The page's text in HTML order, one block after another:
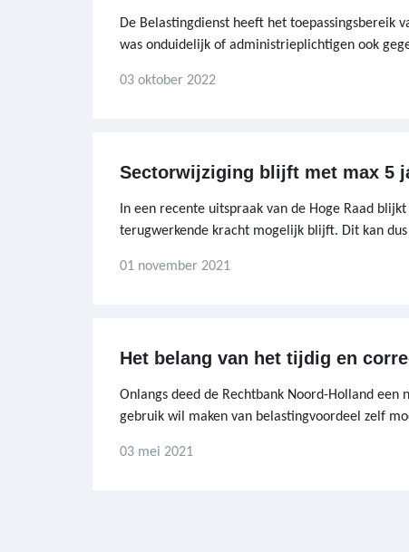
De Belastingdienst heeft het toepassingsbereik
was onduidelijk of administrieplichtigen ook
03 oktober 2022
Sectorwijziging blijft met max 5
In een recente uitspraak van de Hoge Raad
terugwerkende kracht mogelijk blijft. Dit kan
01 november 2021
Het belang van het tijdig en
Onlangs deed de Rechtbank Noord-Holland
gebruik wil maken van belastingvoordeel zelf
03 mei 2021